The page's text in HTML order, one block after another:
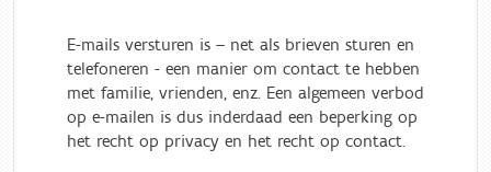
E-mails versturen is – net als brieven sturen en
telefoneren - een manier om contact te hebben
met familie, vrienden, enz. Een algemeen verbod
op e-mailen is dus inderdaad een beperking op
het recht op privacy en het recht op contact.